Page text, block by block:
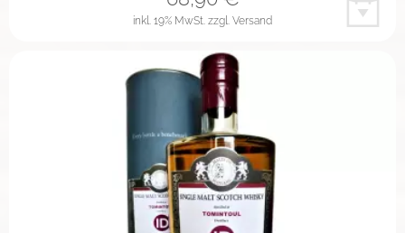
inkl. 19% MwSt. zzgl. Versand